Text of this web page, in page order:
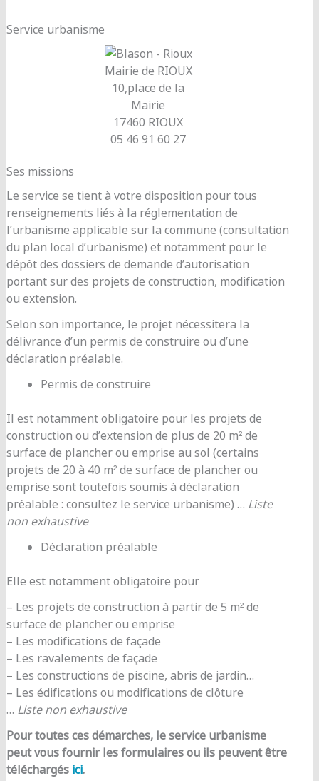
Service urbanisme
Mairie de RIOUX
10,place de la
Mairie
17460 RIOUX
05 46 91 60 27
Ses missions
Le service se tient à votre disposition pour tous
renseignements liés à la réglementation de
l’urbanisme applicable sur la commune (consultation
du plan local d’urbanisme) et notamment pour le
dépôt des dossiers de demande d’autorisation
portant sur des projets de construction, modification
ou extension.
Selon son importance, le projet nécessitera la
délivrance d’un permis de construire ou d’une
déclaration préalable.
Permis de construire
Il est notamment obligatoire pour les projets de
construction ou d’extension de plus de 20 m² de
surface de plancher ou emprise au sol (certains
projets de 20 à 40 m² de surface de plancher ou
emprise sont toutefois soumis à déclaration
préalable : consultez le service urbanisme) … Liste
non exhaustive
Déclaration préalable
Elle est notamment obligatoire pour
– Les projets de construction à partir de 5 m² de
surface de plancher ou emprise
– Les modifications de façade
– Les ravalements de façade
– Les constructions de piscine, abris de jardin…
– Les édifications ou modifications de clôture
… Liste non exhaustive
Pour toutes ces démarches, le service urbanisme
peut vous fournir les formulaires ou ils peuvent être
téléchargés ici.